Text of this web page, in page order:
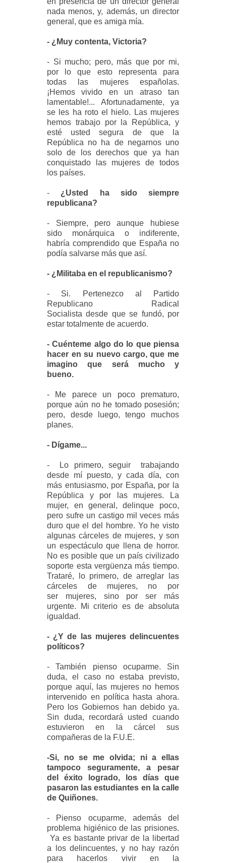
nada menos, y, además, un director
general, que es amiga mía.
- ¿Muy contenta, Victoria?
- Si mucho; pero, más que por mi,
por lo que esto representa para
todas las mujeres españolas.
¡Hemos vivido en un atraso tan
lamentable!... Afortunadamente, ya
se les ha roto el hielo. Las mujeres
hemos trabajo por la República, y
esté usted segura de que la
República no ha de negarnos uno
solo de los derechos que ya han
conquistado las mujeres de todos
los países.
- ¿Usted ha sido siempre
republicana?
- Siempre, pero aunque hubiese
sido monárquica o indiferente,
habría comprendido que España no
podía salvarse más que así.
- ¿Militaba en el republicanismo?
- Si. Pertenezco al Partido
Republicano Radical
Socialista desde que se fundó, por
estar totalmente de acuerdo.
- Cuénteme algo do lo que piensa
hacer en su nuevo cargo, que me
imagino que será mucho y
bueno.
- Me parece un poco prematuro,
porque aún no he tomado posesión;
pero, desde luego, tengo muchos
planes.
- Dígame...
- Lo primero, seguir trabajando
desde mí puesto, y cada día, con
más entusiasmo, por España, por la
República y por las mujeres. La
mujer, en general, delinque poco,
pero sufre un castigo mil veces más
duro que el del hombre. Yo he visto
algunas cárceles de mujeres, y son
un espectáculo que llena de horror.
No es posible que un país civilizado
soporte esta vergüenza más tiempo.
Trataré, lo primero, de arreglar las
cárceles de mujeres, no por
ser mujeres, sino por ser más
urgente. Mi criterio es de absoluta
igualdad.
- ¿Y de las mujeres delincuentes
políticos?
- También pienso ocuparme. Sin
duda, el caso no estaba previsto,
porque aquí, las mujeres no hemos
intervenido en política hasta ahora.
Pero los Gobiernos han debido ya.
Sin duda, recordará usted cuando
estuvieron en la cárcel sus
compañeras de la F.U.E.
-Si, no se me olvida; ni a ellas
tampoco seguramente, a pesar
del éxito logrado, los días que
pasaron las estudiantes en la calle
de Quiñones.
- Pienso ocuparme, además del
problema higiénico de las prisiones.
Ya es bastante privar de la libertad
a los delincuentes, y no hay razón
para hacerlos vivir en la